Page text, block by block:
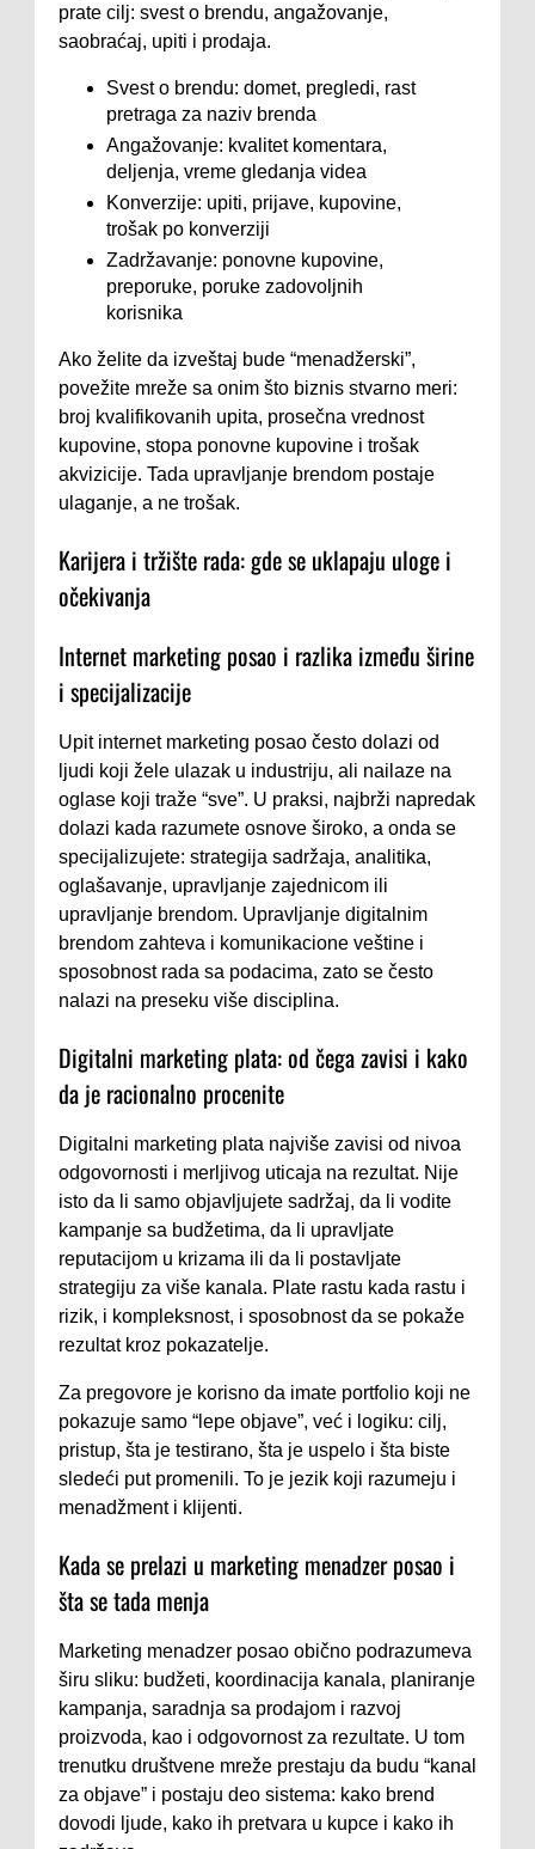
prate cilj: svest o brendu, angažovanje,
saobraćaj, upiti i prodaja.
Svest o brendu: domet, pregledi, rast
pretraga za naziv brenda
Angažovanje: kvalitet komentara,
deljenja, vreme gledanja videa
Konverzije: upiti, prijave, kupovine,
trošak po konverziji
Zadržavanje: ponovne kupovine,
preporuke, poruke zadovoljnih
korisnika
Ako želite da izveštaj bude “menadžerski”,
povežite mreže sa onim što biznis stvarno meri:
broj kvalifikovanih upita, prosečna vrednost
kupovine, stopa ponovne kupovine i trošak
akvizicije. Tada upravljanje brendom postaje
ulaganje, a ne trošak.
Karijera i tržište rada: gde se uklapaju uloge i
očekivanja
Internet marketing posao i razlika između širine
i specijalizacije
Upit internet marketing posao često dolazi od
ljudi koji žele ulazak u industriju, ali nailaze na
oglase koji traže “sve”. U praksi, najbrži napredak
dolazi kada razumete osnove široko, a onda se
specijalizujete: strategija sadržaja, analitika,
oglašavanje, upravljanje zajednicom ili
upravljanje brendom. Upravljanje digitalnim
brendom zahteva i komunikacione veštine i
sposobnost rada sa podacima, zato se često
nalazi na preseku više disciplina.
Digitalni marketing plata: od čega zavisi i kako
da je racionalno procenite
Digitalni marketing plata najviše zavisi od nivoa
odgovornosti i merljivog uticaja na rezultat. Nije
isto da li samo objavljujete sadržaj, da li vodite
kampanje sa budžetima, da li upravljate
reputacijom u krizama ili da li postavljate
strategiju za više kanala. Plate rastu kada rastu i
rizik, i kompleksnost, i sposobnost da se pokaže
rezultat kroz pokazatelje.
Za pregovore je korisno da imate portfolio koji ne
pokazuje samo “lepe objave”, već i logiku: cilj,
pristup, šta je testirano, šta je uspelo i šta biste
sledeći put promenili. To je jezik koji razumeju i
menadžment i klijenti.
Kada se prelazi u marketing menadzer posao i
šta se tada menja
Marketing menadzer posao obično podrazumeva
širu sliku: budžeti, koordinacija kanala, planiranje
kampanja, saradnja sa prodajom i razvoj
proizvoda, kao i odgovornost za rezultate. U tom
trenutku društvene mreže prestaju da budu “kanal
za objave” i postaju deo sistema: kako brend
dovodi ljude, kako ih pretvara u kupce i kako ih